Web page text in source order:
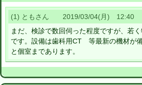
(1) ともさん 2019/03/04(月) 12:40
まだ、検診で数回伺った程度ですが、若
です。設備は歯科用CT 等最新の機材が
と個室まであります。